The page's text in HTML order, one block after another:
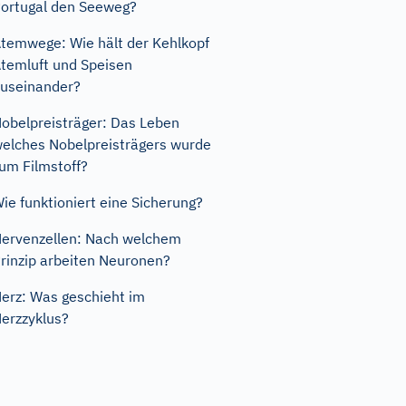
den Seeweg?
Wie hält der Kehlkopf
und Speisen
Das Leben
Nobelpreisträgers wurde
Filmstoff?
funktioniert eine Sicherung?
Nach welchem
arbeiten Neuronen?
Was geschieht im